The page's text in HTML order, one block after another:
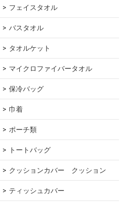
フェイスタオル
バスタオル
タオルケット
マイクロファイバータオル
保冷バッグ
巾着
ポーチ類
トートバッグ
クッションカバー　クッション
ティッシュカバー
ショーケース